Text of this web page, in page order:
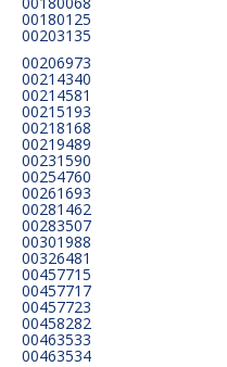
00180125
00203135
00206973
00214340
00214581
00215193
00218168
00219489
00231590
00254760
00261693
00281462
00283507
00301988
00326481
00457715
00457717
00457723
00458282
00463533
00463534